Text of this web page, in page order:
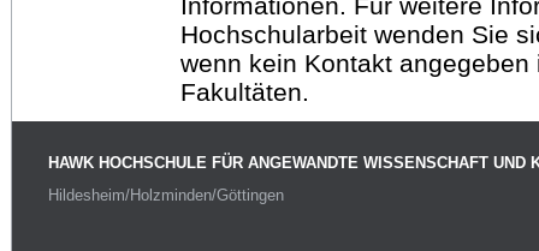
Hochschularbeit wenden Sie
wenn kein Kontakt
Fakultäten.
HAWK HOCHSCHULE FÜR ANGEWANDTE WISSENSCHAFT UND
Hildesheim/Holzminden/Göttingen